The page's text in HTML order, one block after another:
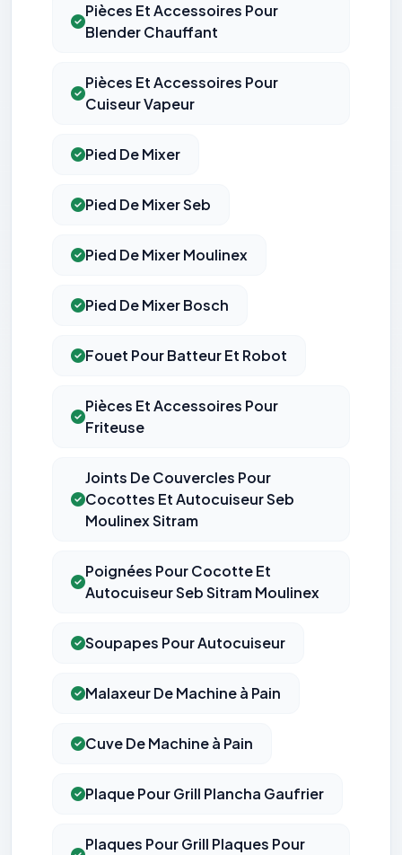
Pièces Et Accessoires Pour
Blender Chauffant
Pièces Et Accessoires Pour
Cuiseur Vapeur
Pied De Mixer
Pied De Mixer Seb
Pied De Mixer Moulinex
Pied De Mixer Bosch
Fouet Pour Batteur Et Robot
Pièces Et Accessoires Pour
Friteuse
Joints De Couvercles Pour
Cocottes Et Autocuiseur Seb
Moulinex Sitram
Poignées Pour Cocotte Et
Autocuiseur Seb Sitram Moulinex
Soupapes Pour Autocuiseur
Malaxeur De Machine à Pain
Cuve De Machine à Pain
Plaque Pour Grill Plancha Gaufrier
Plaques Pour Grill Plaques Pour